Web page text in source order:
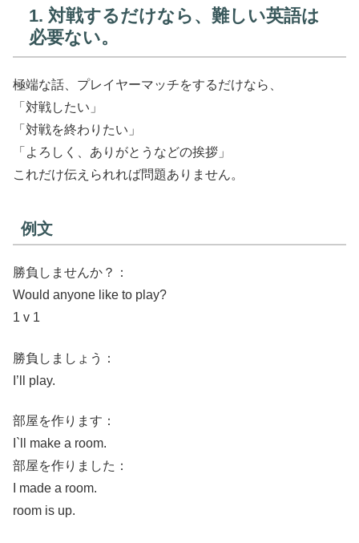
1. 対戦するだけなら、難しい英語は
必要ない。
極端な話、プレイヤーマッチをするだけなら、
「対戦したい」
「対戦を終わりたい」
「よろしく、ありがとうなどの挨拶」
これだけ伝えられれば問題ありません。
例文
勝負しませんか？：
Would anyone like to play?
1 v 1
勝負しましょう：
I’ll play.
部屋を作ります：
I`ll make a room.
部屋を作りました：
I made a room.
room is up.